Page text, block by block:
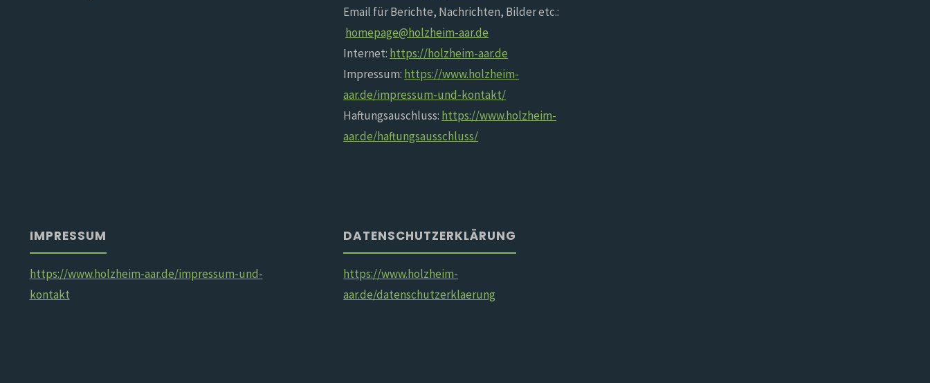
Email für Berichte, Nachrichten, Bilder etc.:
homepage@holzheim-aar.de
Internet: https://holzheim-aar.de
Impressum: https://www.holzheim-
aar.de/impressum-und-kontakt/
Haftungsauschluss: https://www.holzheim-
aar.de/haftungsausschluss/
IMPRESSUM
https://www.holzheim-aar.de/impressum-und-
kontakt
DATENSCHUTZERKLÄRUNG
https://www.holzheim-
aar.de/datenschutzerklaerung